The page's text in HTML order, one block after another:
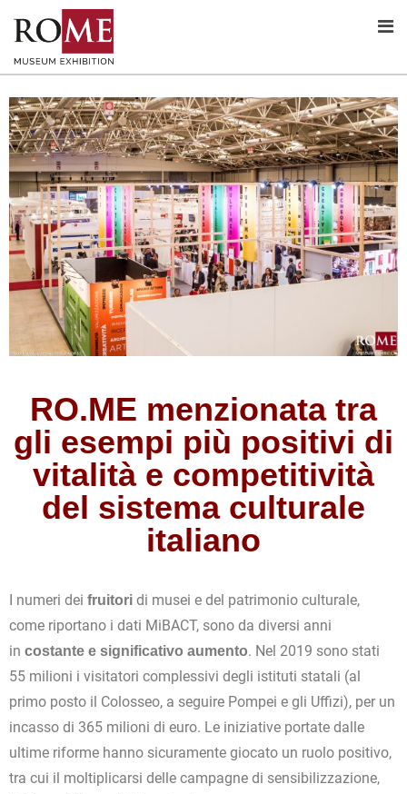
RO.ME menzionata tra
gli esempi più positivi di
vitalità e competitività
del sistema culturale
italiano
I numeri dei fruitori di musei e del patrimonio culturale,
come riportano i dati MiBACT, sono da diversi anni
in costante e significativo aumento. Nel 2019 sono stati
55 milioni i visitatori complessivi degli istituti statali (al
primo posto il Colosseo, a seguire Pompei e gli Uffizi), per un
incasso di 365 milioni di euro. Le iniziative portate dalle
ultime riforme hanno sicuramente giocato un ruolo positivo,
tra cui il moltiplicarsi delle campagne di sensibilizzazione,